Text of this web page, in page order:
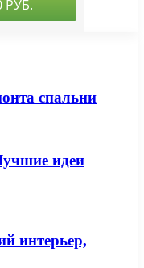
спальни
идеи
интерьер,